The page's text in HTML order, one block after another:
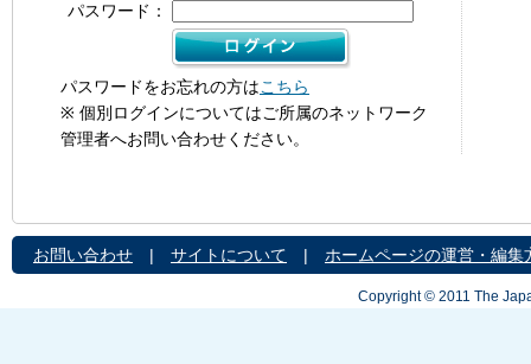
パスワード：
パスワードをお忘れの方はこちら
※ 個別ログインについてはご所属のネットワーク
管理者へお問い合わせください。
お問い合わせ | サイトについて | ホームページの運営・編集
Copyright © 2011 The